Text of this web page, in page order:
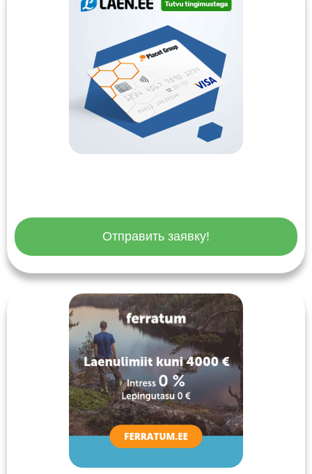
Отправить заявку!